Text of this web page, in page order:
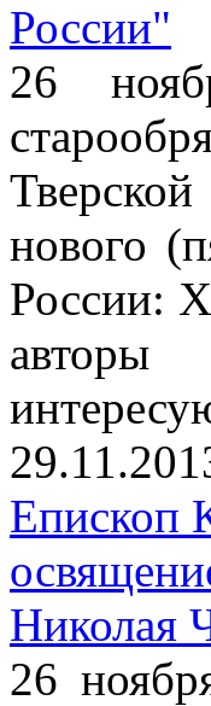
России"
26
нового
России:
Епископ
Николая
26